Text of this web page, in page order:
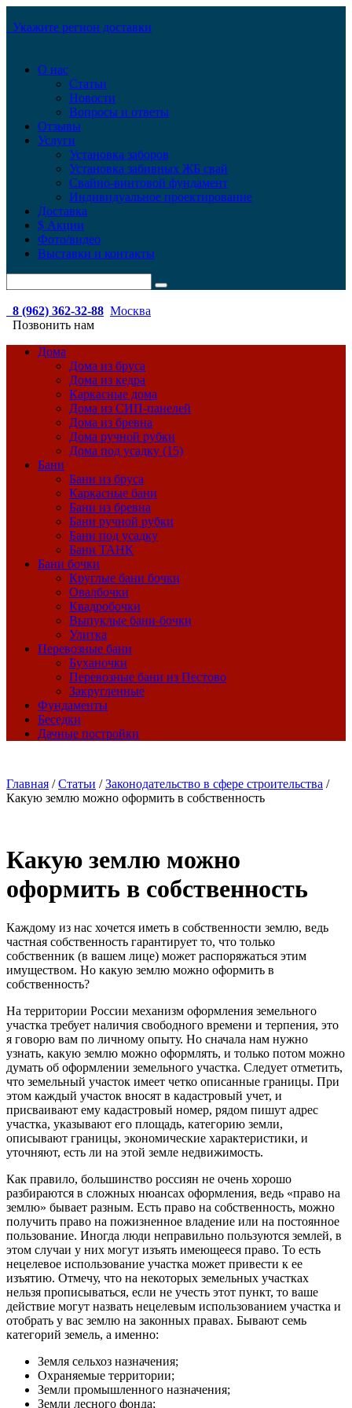
Укажите регион доставки
О нас
Статьи
Новости
Вопросы и ответы
Отзывы
Услуги
Установка заборов
Установка забивных ЖБ свай
Свайно-винтовой фундамент
Индивидуальное проектирование
Доставка
$ Акции
Фото/видео
Выставки и контакты
8 (962) 362-32-88 Москва
Позвонить нам
Дома
Дома из бруса
Дома из кедра
Каркасные дома
Дома из СИП-панелей
Дома из бревна
Дома ручной рубки
Дома под усадку (15)
Бани
Бани из бруса
Каркасные бани
Бани из бревна
Бани ручной рубки
Бани под усадку
Бани ТАНК
Бани бочки
Круглые бани бочки
Овалбочки
Квадробочки
Выпуклые бани-бочки
Улитка
Перевозные бани
Буханочки
Перевозные бани из Пестово
Закругленные
Фундаменты
Беседки
Дачные постройки
Главная /Статьи /Законодательство в сфере строительства /
Какую землю можно оформить в собственность
Какую землю можно
оформить в собственность
Каждому из нас хочется иметь в собственности землю, ведь
частная собственность гарантирует то, что только
собственник (в вашем лице) может распоряжаться этим
имуществом. Но какую землю можно оформить в
собственность?
На территории России механизм оформления земельного
участка требует наличия свободного времени и терпения, это
я говорю вам по личному опыту. Но сначала нам нужно
узнать, какую землю можно оформлять, и только потом можно
думать об оформлении земельного участка. Следует отметить,
что земельный участок имеет четко описанные границы. При
этом каждый участок вносят в кадастровый учет, и
присваивают ему кадастровый номер, рядом пишут адрес
участка, указывают его площадь, категорию земли,
описывают границы, экономические характеристики, и
уточняют, есть ли на этой земле недвижимость.
Как правило, большинство россиян не очень хорошо
разбираются в сложных нюансах оформления, ведь «право на
землю» бывает разным. Есть право на собственность, можно
получить право на пожизненное владение или на постоянное
пользование. Иногда люди неправильно пользуются землей, в
этом случаи у них могут изъять имеющееся право. То есть
нецелевое использование участка может привести к ее
изъятию. Отмечу, что на некоторых земельных участках
нельзя прописываться, если не учесть этот пункт, то ваше
действие могут назвать нецелевым использованием участка и
отобрать у вас землю на законных правах. Бывают семь
категорий земель, а именно:
Земля сельхоз назначения;
Охраняемые территории;
Земли промышленного назначения;
Земли лесного фонда;